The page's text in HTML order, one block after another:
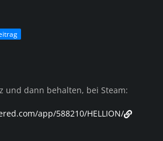
und dann behalten, bei Steam:
app/588210/HELLION/